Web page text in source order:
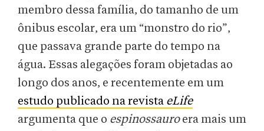
membro dessa família, do tamanho de um
ônibus escolar, era um “monstro do rio”,
que passava grande parte do tempo na
água. Essas alegações foram objetadas ao
longo dos anos, e recentemente em um
estudo publicado na revista eLife
argumenta que o espinossauroera mais um